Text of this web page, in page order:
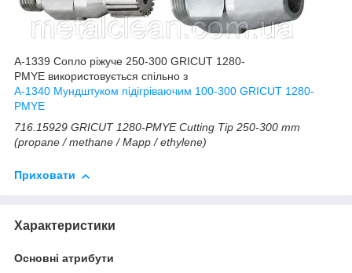
A-1339 Сопло ріжуче 250-300 GRICUT 1280-
PMYE використовується спільно з
А-1340 Мундштуком підігріваючим 100-300 GRICUT 1280-
PMYE
716.15929 GRICUT 1280-PMYE Cutting Tip 250-300 mm
(propane / methane / Mapp / ethylene)
Приховати
Характеристики
Основні атрибути